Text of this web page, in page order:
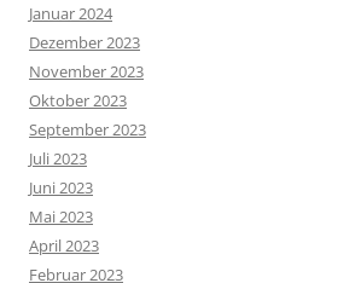
Januar 2024
Dezember 2023
November 2023
Oktober 2023
September 2023
Juli 2023
Juni 2023
Mai 2023
April 2023
Februar 2023